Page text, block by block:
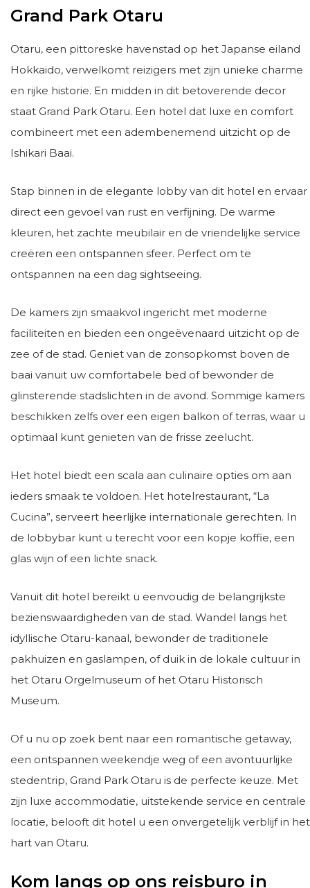
Grand Park Otaru
Otaru, een pittoreske havenstad op het Japanse eiland
Hokkaido, verwelkomt reizigers met zijn unieke charme
en rijke historie. En midden in dit betoverende decor
staat Grand Park Otaru. Een hotel dat luxe en comfort
combineert met een adembenemend uitzicht op de
Ishikari Baai.
Stap binnen in de elegante lobby van dit hotel en ervaar
direct een gevoel van rust en verfijning. De warme
kleuren, het zachte meubilair en de vriendelijke service
creëren een ontspannen sfeer. Perfect om te
ontspannen na een dag sightseeing.
De kamers zijn smaakvol ingericht met moderne
faciliteiten en bieden een ongeëvenaard uitzicht op de
zee of de stad. Geniet van de zonsopkomst boven de
baai vanuit uw comfortabele bed of bewonder de
glinsterende stadslichten in de avond. Sommige kamers
beschikken zelfs over een eigen balkon of terras, waar u
optimaal kunt genieten van de frisse zeelucht.
Het hotel biedt een scala aan culinaire opties om aan
ieders smaak te voldoen. Het hotelrestaurant, “La
Cucina”, serveert heerlijke internationale gerechten. In
de lobbybar kunt u terecht voor een kopje koffie, een
glas wijn of een lichte snack.
Vanuit dit hotel bereikt u eenvoudig de belangrijkste
bezienswaardigheden van de stad. Wandel langs het
idyllische Otaru-kanaal, bewonder de traditionele
pakhuizen en gaslampen, of duik in de lokale cultuur in
het Otaru Orgelmuseum of het Otaru Historisch
Museum.
Of u nu op zoek bent naar een romantische getaway,
een ontspannen weekendje weg of een avontuurlijke
stedentrip, Grand Park Otaru is de perfecte keuze. Met
zijn luxe accommodatie, uitstekende service en centrale
locatie, belooft dit hotel u een onvergetelijk verblijf in het
hart van Otaru.
Kom langs op ons reisburo in